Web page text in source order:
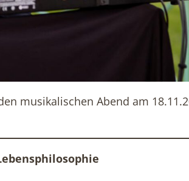
musikalischen Abend am